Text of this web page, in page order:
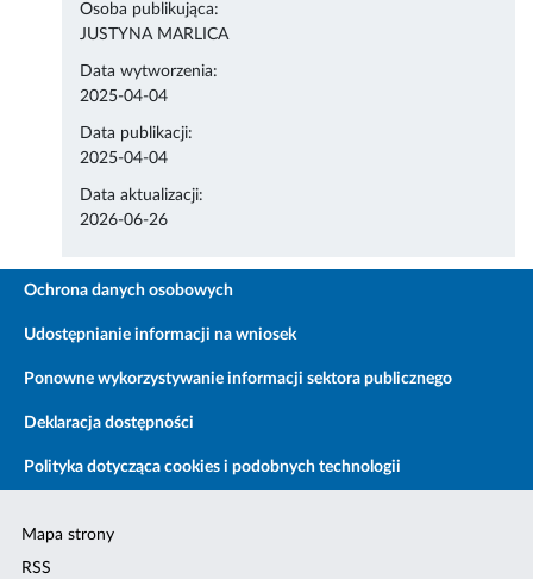
Osoba publikująca:
JUSTYNA MARLICA
Data wytworzenia:
2025-04-04
Data publikacji:
2025-04-04
Data aktualizacji:
2026-06-26
Ochrona danych osobowych
Udostępnianie informacji na wniosek
Ponowne wykorzystywanie informacji sektora publicznego
Deklaracja dostępności
Polityka dotycząca cookies i podobnych technologii
Mapa strony
RSS